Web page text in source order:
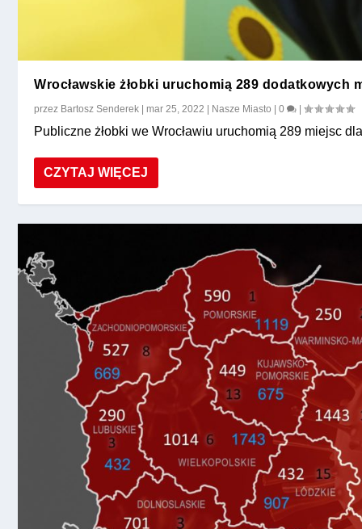
Wrocławskie żłobki uruchomią 289 dodatkowych
przez Bartosz Senderek |mar 25, 2022 Nasze Miasto |0 |
Publiczne żłobki we Wrocławiu uruchomią 289 miejsc
CZYTAJ WIĘCEJ